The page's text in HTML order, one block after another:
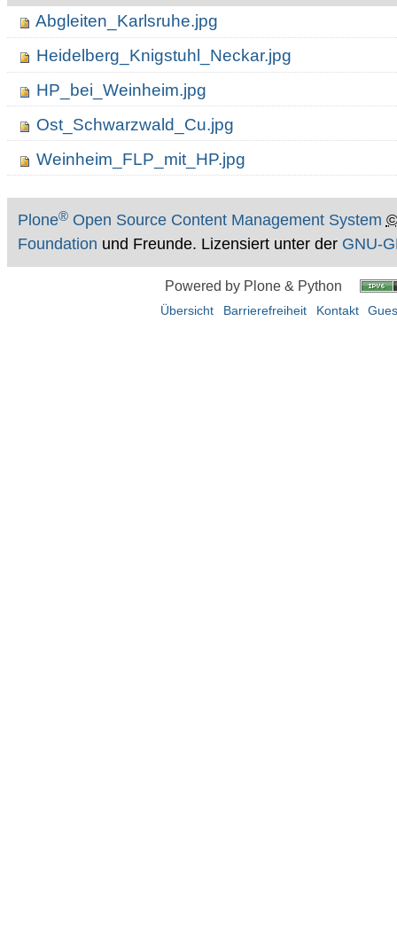
Abgleiten_Karlsruhe.jpg
Heidelberg_Knigstuhl_Neckar.jpg
HP_bei_Weinheim.jpg
Ost_Schwarzwald_Cu.jpg
Weinheim_FLP_mit_HP.jpg
Plone®Open Source Content Management System ©
Foundation und Freunde. Lizensiert unter der GNU-
Powered by Plone & Python
Übersicht Barrierefreiheit Kontakt